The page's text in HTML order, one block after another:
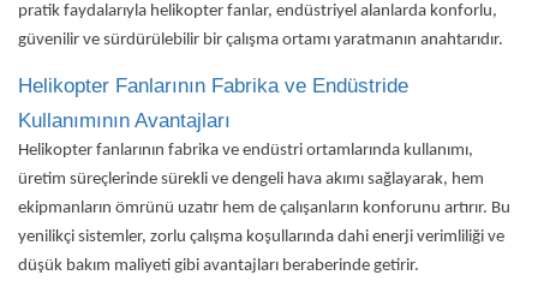
pratik faydalarıyla helikopter fanlar, endüstriyel alanlarda konforlu,
güvenilir ve sürdürülebilir bir çalışma ortamı yaratmanın anahtarıdır.
Helikopter Fanlarının Fabrika ve Endüstride
Kullanımının Avantajları
Helikopter fanlarının fabrika ve endüstri ortamlarında kullanımı,
üretim süreçlerinde sürekli ve dengeli hava akımı sağlayarak, hem
ekipmanların ömrünü uzatır hem de çalışanların konforunu artırır. Bu
yenilikçi sistemler, zorlu çalışma koşullarında dahi enerji verimliliği ve
düşük bakım maliyeti gibi avantajları beraberinde getirir.